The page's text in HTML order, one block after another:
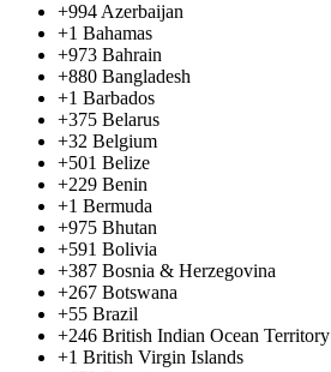
+994 Azerbaijan
+1 Bahamas
+973 Bahrain
+880 Bangladesh
+1 Barbados
+375 Belarus
+32 Belgium
+501 Belize
+229 Benin
+1 Bermuda
+975 Bhutan
+591 Bolivia
+387 Bosnia & Herzegovina
+267 Botswana
+55 Brazil
+246 British Indian Ocean Territory
+1 British Virgin Islands